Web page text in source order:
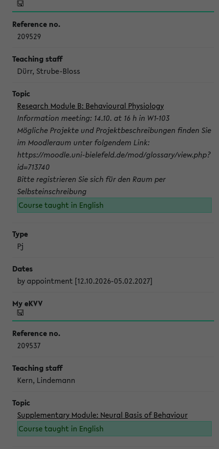
209529
Dürr, Strube-Bloss
Research Module B: Behavioural Physiology
Information meeting: 14.10. at 16 h in W1-103
Mögliche Projekte und Projektbeschreibungen finden Sie
im Moodleraum unter folgendem Link:
https://moodle.uni-bielefeld.de/mod/glossary/view.php?
id=713740
Bitte registrieren Sie sich für den Raum per
Selbsteinschreibung
Course taught in English
Pj
by appointment [12.10.2026-05.02.2027]
209537
Kern, Lindemann
Supplementary Module: Neural Basis of Behaviour
Course taught in English